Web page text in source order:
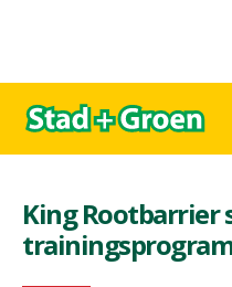
King Rootbarrier